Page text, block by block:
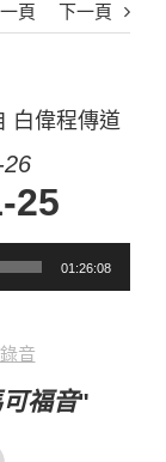
一頁 下一頁
白偉程傳道
25
01:26:08
音
福音"